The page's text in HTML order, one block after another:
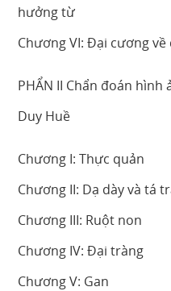
hưởng từ
Chương VI: Đại cương
PHẨN II Chẩn đoán hình
Duy Huề
Chương I: Thực quản
Chương II: Dạ dày và tá
Chương III: Ruột non
Chương IV: Đại tràng
Chương V: Gan